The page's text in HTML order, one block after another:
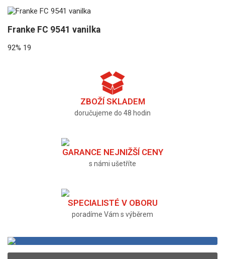
Franke FC 9541 vanilka
92% 19
ZBOŽÍ SKLADEM
doručujeme do 48 hodin
GARANCE NEJNIŽŠÍ CENY
s námi ušetříte
SPECIALISTÉ V OBORU
poradíme Vám s výběrem